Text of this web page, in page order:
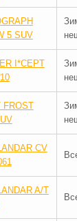
5 SUV
I*CEPT
FROST
CV
A/T